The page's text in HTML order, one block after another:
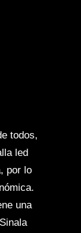
todos,
led
por lo
una